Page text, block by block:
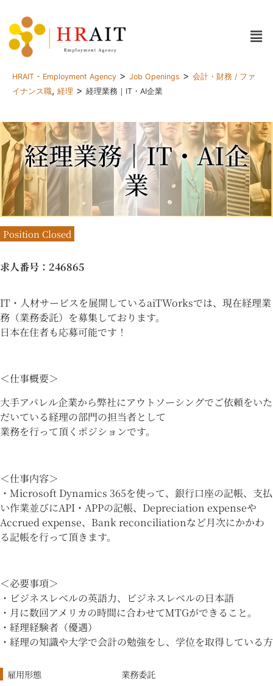
HRAIT - Employment Agency > Job Openings > 会計・財務 / ファ
イナンス職, 経理 > 経理業務｜IT・AI企業
経理業務｜IT・AI企
業
Position Closed
求人番号 ：246865
IT・人材サービスを展開しているaiTWorksでは、現在経理業
務（業務委託）を募集しております。
日本在住者も応募可能です！
＜仕事概要＞
大手アパレル企業から弊社にアウトソーシングでご依頼をいた
だいている経理の部門の担当者として
業務を行って頂くポジションです。
＜仕事内容＞
・Microsoft Dynamics 365を使って、銀行口座の記帳、支払
い作業並びにAPI・APPの記帳、Depreciation expenseや
Accrued expense、Bank reconciliationなど月次にかかわ
る記帳を行って頂きます。
＜必要事項＞
・ビジネスレベルの英語力、ビジネスレベルの日本語
・月に数回アメリカの時間に合わせてMTGができること。
・経理経験者（優遇）
・経理の知識や大学で会計の勉強をし、学位を取得している方
雇用形態 業務委託